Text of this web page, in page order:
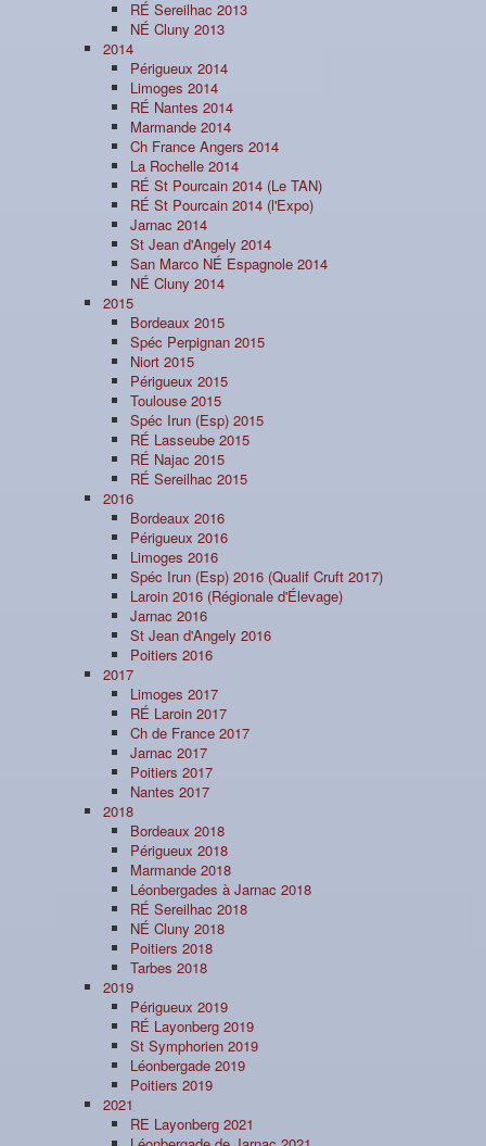
RÉ Sereilhac 2013
NÉ Cluny 2013
2014
Périgueux 2014
Limoges 2014
RÉ Nantes 2014
Marmande 2014
Ch France Angers 2014
La Rochelle 2014
RÉ St Pourcain 2014 (Le TAN)
RÉ St Pourcain 2014 (l'Expo)
Jarnac 2014
St Jean d'Angely 2014
San Marco NÉ Espagnole 2014
NÉ Cluny 2014
2015
Bordeaux 2015
Spéc Perpignan 2015
Niort 2015
Périgueux 2015
Toulouse 2015
Spéc Irun (Esp) 2015
RÉ Lasseube 2015
RÉ Najac 2015
RÉ Sereilhac 2015
2016
Bordeaux 2016
Périgueux 2016
Limoges 2016
Spéc Irun (Esp) 2016 (Qualif Cruft 2017)
Laroin 2016 (Régionale d'Élevage)
Jarnac 2016
St Jean d'Angely 2016
Poitiers 2016
2017
Limoges 2017
RÉ Laroin 2017
Ch de France 2017
Jarnac 2017
Poitiers 2017
Nantes 2017
2018
Bordeaux 2018
Périgueux 2018
Marmande 2018
Léonbergades à Jarnac 2018
RÉ Sereilhac 2018
NÉ Cluny 2018
Poitiers 2018
Tarbes 2018
2019
Périgueux 2019
RÉ Layonberg 2019
St Symphorien 2019
Léonbergade 2019
Poitiers 2019
2021
RE Layonberg 2021